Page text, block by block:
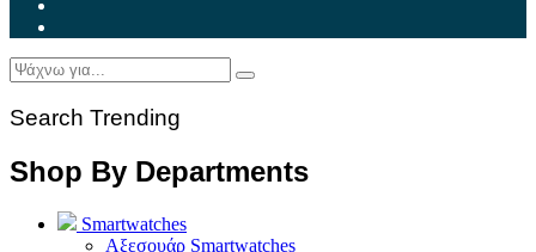
Search Trending
Shop By Departments
Smartwatches
Αξεσουάρ Smartwatches